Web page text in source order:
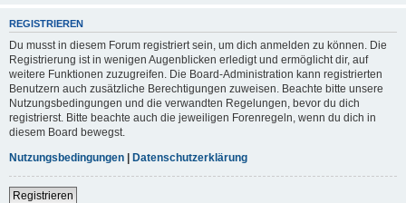
REGISTRIEREN
Du musst in diesem Forum registriert sein, um dich anmelden zu können. Die
Registrierung ist in wenigen Augenblicken erledigt und ermöglicht dir, auf
weitere Funktionen zuzugreifen. Die Board-Administration kann registrierten
Benutzern auch zusätzliche Berechtigungen zuweisen. Beachte bitte unsere
Nutzungsbedingungen und die verwandten Regelungen, bevor du dich
registrierst. Bitte beachte auch die jeweiligen Forenregeln, wenn du dich in
diesem Board bewegst.
Nutzungsbedingungen | Datenschutzerklärung
Registrieren